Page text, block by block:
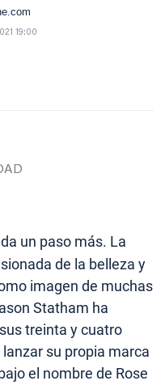
19:00
un paso más. La
de la belleza y
imagen de muchas
Statham ha
treinta y cuatro
su propia marca
el nombre de Rose